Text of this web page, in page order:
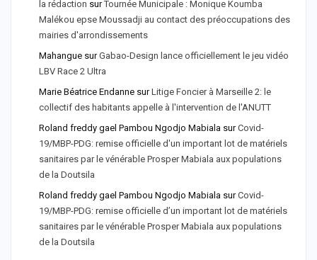
la rédaction surTournée Municipale : Monique Koumba
Malékou epse Moussadji au contact des préoccupations des
mairies d'arrondissements
Mahangue surGabao-Design lance officiellement le jeu vidéo
LBV Race 2 Ultra
Marie Béatrice Endanne surLitige Foncier à Marseille 2: le
collectif des habitants appelle à l'intervention de l'ANUTT
Roland freddy gael Pambou Ngodjo Mabiala surCovid-
19/MBP-PDG: remise officielle d'un important lot de matériels
sanitaires par le vénérable Prosper Mabiala aux populations
de la Doutsila
Roland freddy gael Pambou Ngodjo Mabiala surCovid-
19/MBP-PDG: remise officielle d’un important lot de matériels
sanitaires par le vénérable Prosper Mabiala aux populations
de la Doutsila